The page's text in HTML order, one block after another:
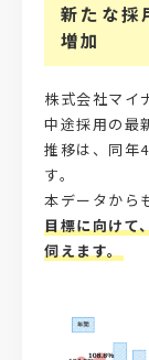
新たな採
増加
株式会社マイ
中途採用の最
推移は、同年
す。
本データから
目標に向けて
伺えます。